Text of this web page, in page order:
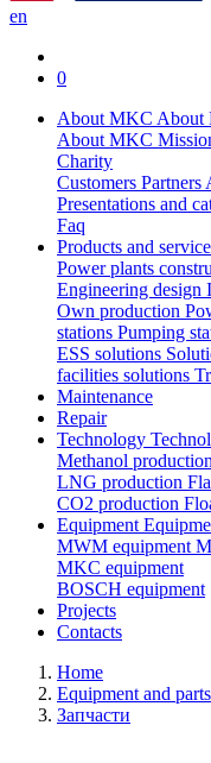
en
0
About MKC About
About MKC
Charity
Customers Partners
Presentations and
Faq
Products and
Power plants
Engineering design
Own production
stations Pumping
ESS solutions
facilities solutions
Maintenance
Repair
Technology
Methanol
LNG production
СО2 production
Equipment
MWM equipment
MKC equipment
BOSCH equipment
Projects
Contacts
Home
Equipment and parts
Запчасти